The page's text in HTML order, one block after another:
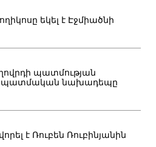
եկել է Էջմիածնի
պատմության
նախադեպը
է Ռուբեն Ռուբինյանին